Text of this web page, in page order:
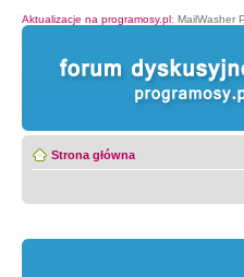
Aktualizacje na programosy.pl: MailWasher
Strona główna